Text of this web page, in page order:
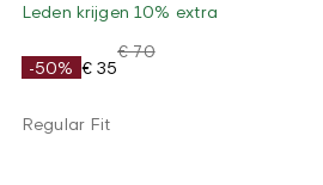
Leden krijgen 10% extra
-50% € 35
€ 70
Regular Fit